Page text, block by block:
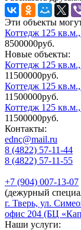
Эти объекты
Коттедж 125
8500000руб.
Новые объекты:
Коттедж 125
11500000руб.
Коттедж 125
11500000руб.
Коттедж 125
11500000руб.
Контакты:
ednc@mail.ru
8 (4822) 57-11-44
8 (4822) 57-11-55
+7 (904) 007-13-07
(дежурный
г. Тверь, ул.
офис 204 (БЦ
Наши услуги: